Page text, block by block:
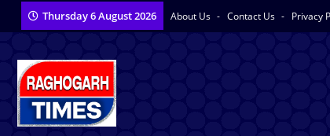
Thursday 6 August 2026 About Us Contact Us Privacy